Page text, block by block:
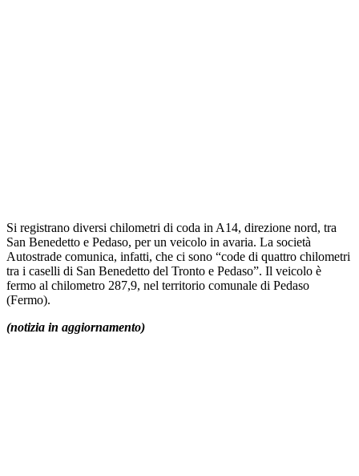
Si registrano diversi chilometri di coda in A14, direzione nord, tra
San Benedetto e Pedaso, per un veicolo in avaria. La società
Autostrade comunica, infatti, che ci sono “code di quattro chilometri
tra i caselli di San Benedetto del Tronto e Pedaso”. Il veicolo è
fermo al chilometro 287,9, nel territorio comunale di Pedaso
(Fermo).
(notizia in aggiornamento)